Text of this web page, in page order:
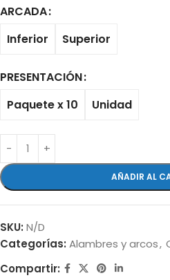
ARCADA
Inferior
Superior
PRESENTACIÓN
Paquete x 10
Unidad
AÑADIR AL
SKU: N/D
Categorías: Alambres y arcos,
Compartir: